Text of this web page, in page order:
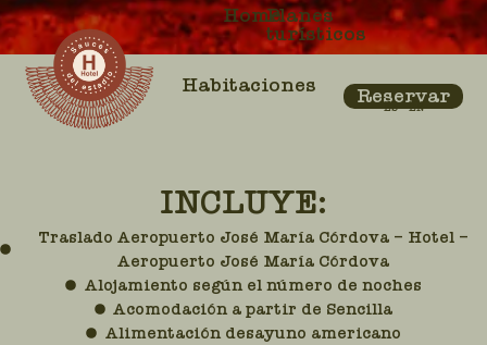
Habitaciones
HomePlanes
turísticos
Reservar
ES EN
INCLUYE:
Traslado Aeropuerto José María Córdova – Hotel –
Aeropuerto José María Córdova
Alojamiento según el número de noches
Acomodación a partir de Sencilla
Alimentación desayuno americano